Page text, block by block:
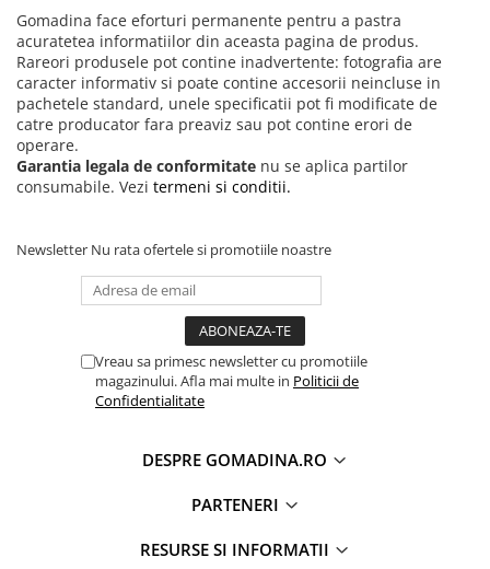
Pentru prima data, s-ar putea sa va simtiti putin inconfortabil,
va sugeram sa purtati timp de 15-20 de minute, apoi sa
cresteti timpul de purtare pana cand puteti purta confortabil
separatoarele noastre de degete.
Gomadina face eforturi permanente pentru a pastra
acuratetea informatiilor din aceasta pagina de produs.
Rareori produsele pot contine inadvertente: fotografia are
caracter informativ si poate contine accesorii neincluse in
pachetele standard, unele specificatii pot fi modificate de
catre producator fara preaviz sau pot contine erori de
operare.
Garantia legala de conformitate nu se aplica partilor
consumabile. Vezi termeni si conditii.
Newsletter Nu rata ofertele si promotiile noastre
Vreau sa primesc newsletter cu promotiile
magazinului. Afla mai multe in Politicii de
Confidentialitate
DESPRE GOMADINA.RO
PARTENERI
RESURSE SI INFORMATII